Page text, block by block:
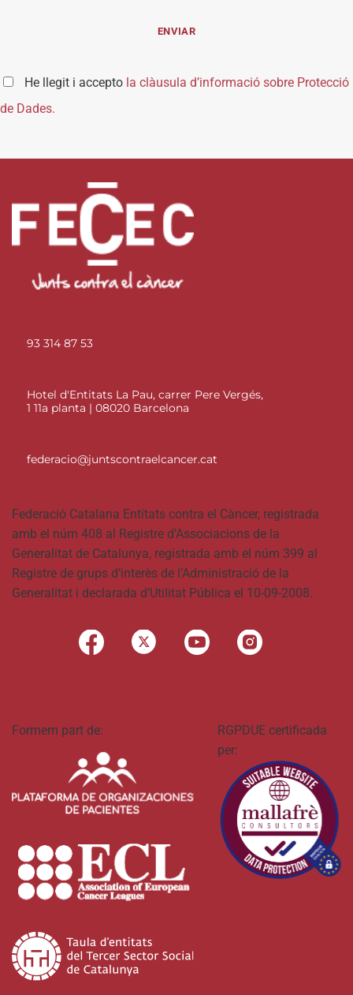
He llegit i accepto la clàusula d’informació sobre Protecció
de Dades.
93 314 87 53
Hotel d'Entitats La Pau, carrer Pere Vergés,
1 11a planta | 08020 Barcelona
federacio@juntscontraelcancer.cat
Federació Catalana Entitats contra el Càncer, registrada
amb el núm 408 al Registre d’Associacions de la
Generalitat de Catalunya, registrada amb el núm 399 al
Registre de grups d’interès de l’Administració de la
Generalitat i declarada d’Utilitat Pública el 10-09-2008.
Formem part de:
RGPDUE certificada
per: